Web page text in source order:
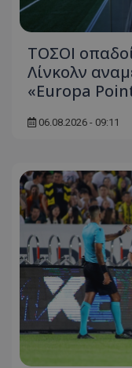
ΤΟΣΟΙ
Λίνκολν
«Europa
06.08.2026 - 09:11